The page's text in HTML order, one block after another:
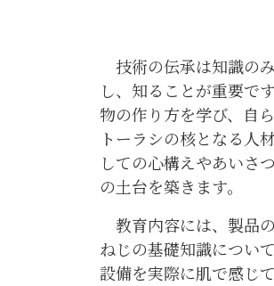
技術の伝承は知識の
し、知ることが重要で
物の作り方を学び、自
トーラシの核となる人
しての心構えやあいさ
の土台を築きます。
教育内容には、製品
ねじの基礎知識につい
設備を実際に肌で感じ